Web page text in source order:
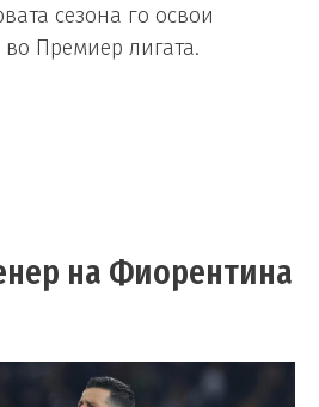
сезона го освои
во Премиер лигата.
на Фиорентина